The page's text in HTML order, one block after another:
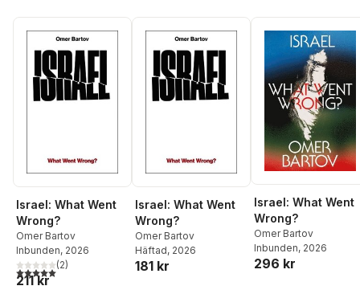
Israel: What Went
Wrong?
Omer Bartov
Inbunden, 2026
5,0utav 5 stjärnor. Totalt antal röster:
(2)
211 kr
Israel: What Went
Wrong?
Omer Bartov
Häftad, 2026
181 kr
Israel: What Went
Wrong?
Omer Bartov
Inbunden, 2026
296 kr